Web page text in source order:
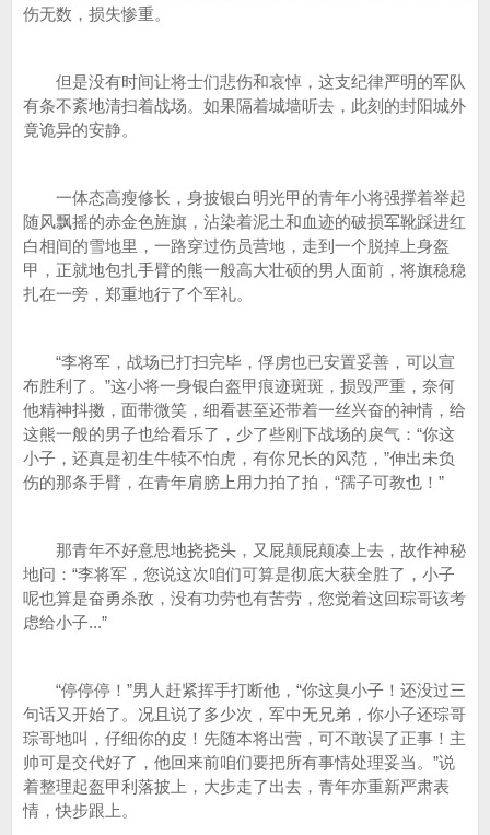
伤无数，损失惨重。
但是没有时间让将士们悲伤和哀悼，这支纪律严明的军队
有条不紊地清扫着战场。如果隔着城墙听去，此刻的封阳城外
竟诡异的安静。
一体态高瘦修长，身披银白明光甲的青年小将强撑着举起
随风飘摇的赤金色旌旗，沾染着泥土和血迹的破损军靴踩进红
白相间的雪地里，一路穿过伤员营地，走到一个脱掉上身盔
甲，正就地包扎手臂的熊一般高大壮硕的男人面前，将旗稳稳
扎在一旁，郑重地行了个军礼。
“李将军，战场已打扫完毕，俘虏也已安置妥善，可以宣
布胜利了。”这小将一身银白盔甲痕迹斑斑，损毁严重，奈何
他精神抖擞，面带微笑，细看甚至还带着一丝兴奋的神情，给
这熊一般的男子也给看乐了，少了些刚下战场的戾气：“你这
小子，还真是初生牛犊不怕虎，有你兄长的风范，”伸出未负
伤的那条手臂，在青年肩膀上用力拍了拍，“孺子可教也！”
那青年不好意思地挠挠头，又屁颠屁颠凑上去，故作神秘
地问：“李将军，您说这次咱们可算是彻底大获全胜了，小子
呢也算是奋勇杀敌，没有功劳也有苦劳，您觉着这回琮哥该考
虑给小子...”
“停停停！”男人赶紧挥手打断他，“你这臭小子！还没过三
句话又开始了。况且说了多少次，军中无兄弟，你小子还琮哥
琮哥地叫，仔细你的皮！先随本将出营，可不敢误了正事！主
帅可是交代好了，他回来前咱们要把所有事情处理妥当。”说
着整理起盔甲利落披上，大步走了出去，青年亦重新严肃表
情，快步跟上。